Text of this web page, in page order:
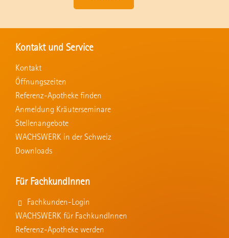
Kontakt und Service
Kontakt
Öffnungszeiten
Referenz-Apotheke finden
Anmeldung Kräuterseminare
Stellenangebote
WACHSWERK in der Schweiz
Downloads
Für FachkundInnen
Fachkunden-Login
WACHSWERK für FachkundInnen
Referenz-Apotheke werden